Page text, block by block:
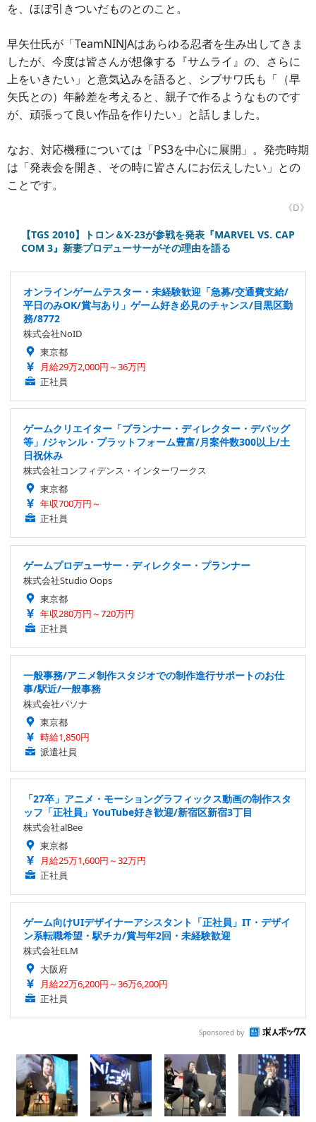
を、ほぼ引きついだものとのこと。
早矢仕氏が「TeamNINJAはあらゆる忍者を生み出してきま
したが、今度は皆さんが想像する『サムライ』の、さらに
上をいきたい」と意気込みを語ると、シブサワ氏も「（早
矢氏との）年齢差を考えると、親子で作るようなものです
が、頑張って良い作品を作りたい」と話しました。
なお、対応機種については「PS3を中心に展開」。発売時期
は「発表会を開き、その時に皆さんにお伝えしたい」との
ことです。
《D》
【TGS 2010】トロン＆X-23が参戦を発表『MARVEL VS. CAP
COM 3』新妻プロデューサーがその理由を語る
オンラインゲームテスター・未経験歓迎「急募/交通費支給/
平日のみOK/賞与あり」ゲーム好き必見のチャンス/目黒区勤
務/8772
株式会社NoID
東京都
月給29万2,000円～36万円
正社員
ゲームクリエイター「プランナー・ディレクター・デバッグ
等」/ジャンル・プラットフォーム豊富/月案件数300以上/土
日祝休み
株式会社コンフィデンス・インターワークス
東京都
年収700万円～
正社員
ゲームプロデューサー・ディレクター・プランナー
株式会社Studio Oops
東京都
年収280万円～720万円
正社員
一般事務/アニメ制作スタジオでの制作進行サポートのお仕
事/駅近/一般事務
株式会社パソナ
東京都
時給1,850円
派遣社員
「27卒」アニメ・モーショングラフィックス動画の制作スタ
ッフ「正社員」YouTube好き歓迎/新宿区新宿3丁目
株式会社alBee
東京都
月給25万1,600円～32万円
正社員
ゲーム向けUIデザイナーアシスタント「正社員」IT・デザイ
ン系転職希望・駅チカ/賞与年2回・未経験歓迎
株式会社ELM
大阪府
月給22万6,200円～36万6,200円
正社員
Sponsored by